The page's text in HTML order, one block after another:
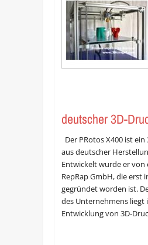
deutscher 3D-
Der PRotos X400 ist
aus deutscher
Entwickelt wurde er von
RepRap GmbH, die erst
gegründet worden ist.
des Unternehmens liegt
Entwicklung von 3D-